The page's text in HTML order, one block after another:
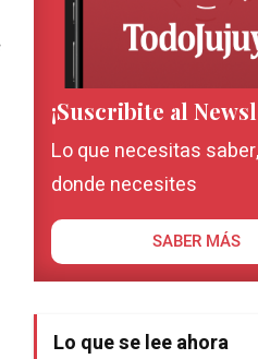
¡Suscribite al
Lo que necesitas
donde necesites
SABER MÁS
Lo que se lee ahora